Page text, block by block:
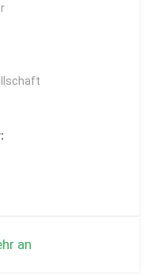
an